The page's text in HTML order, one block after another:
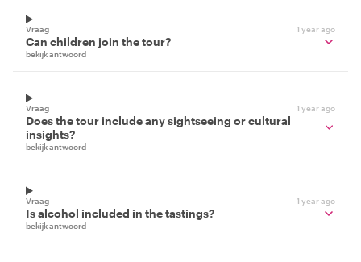
Vraag 1 year ago
Can children join the tour?
bekijk antwoord
Vraag 1 year ago
Does the tour include any sightseeing or cultural
insights?
bekijk antwoord
Vraag 1 year ago
Is alcohol included in the tastings?
bekijk antwoord